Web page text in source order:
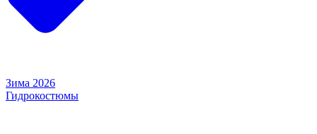
Зима 2026
Гидрокостюмы